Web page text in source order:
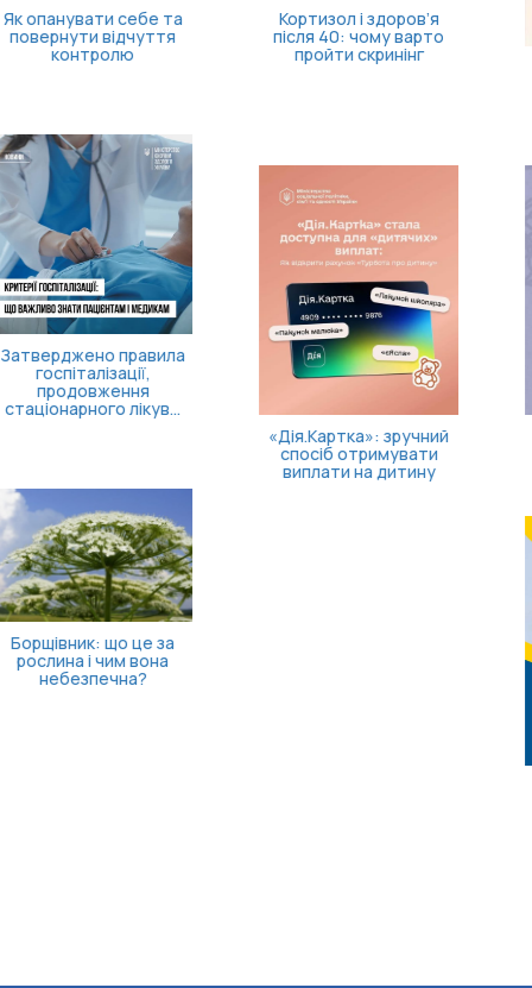
Кортизол і здоров’я
після 40: чому варто
пройти скринінг
«Пакунок школяра»: як
Нав'язливі думки